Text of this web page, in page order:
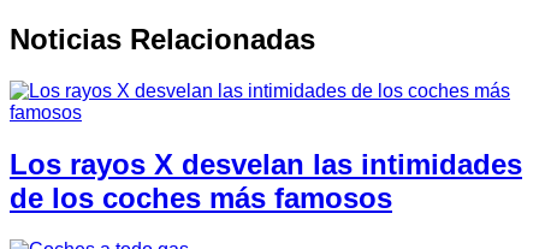
Noticias Relacionadas
Los rayos X desvelan las intimidades
de los coches más famosos